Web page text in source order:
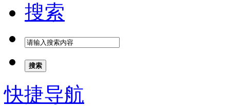
搜索
搜索
快捷导航